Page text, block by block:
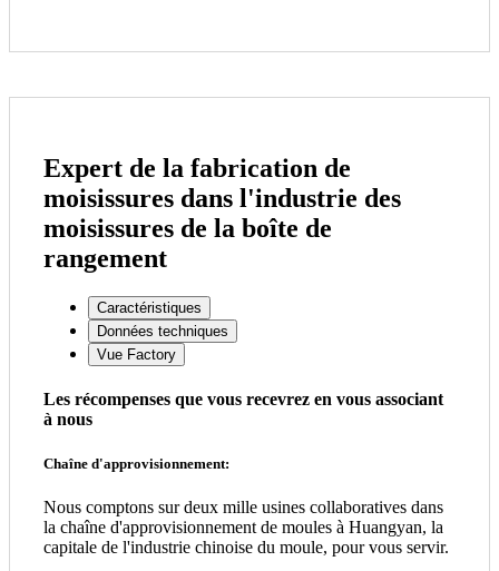
Expert de la fabrication de
moisissures dans l'industrie des
moisissures de la boîte de
rangement
Caractéristiques
Données techniques
Vue Factory
Les récompenses que vous recevrez en vous associant
à nous
Chaîne d'approvisionnement:
Nous comptons sur deux mille usines collaboratives dans
la chaîne d'approvisionnement de moules à Huangyan, la
capitale de l'industrie chinoise du moule, pour vous servir.